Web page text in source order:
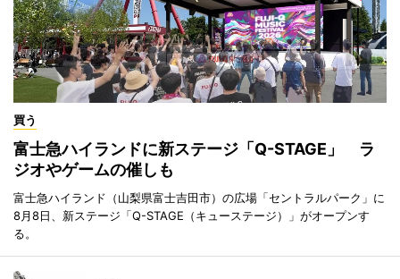
買う
富士急ハイランドに新ステージ「Q-STAGE」 ラ
ジオやゲームの催しも
富士急ハイランド（山梨県富士吉田市）の広場「セントラルパーク」に
8月8日、新ステージ「Q-STAGE（キューステージ）」がオープンす
る。